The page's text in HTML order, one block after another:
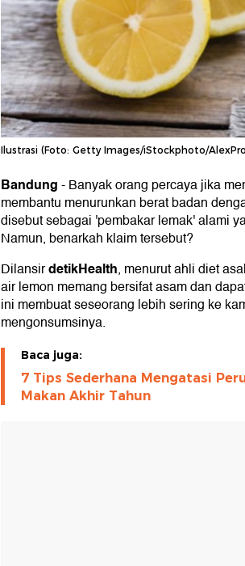
Ilustrasi (Foto: Getty Images/iStockphoto/
Bandung-Banyak orang percaya jika
membantu menurunkan berat badan
disebut sebagai 'pembakar lemak' alami
Namun, benarkah klaim tersebut?
DilansirdetikHealth, menurut ahli diet
air lemon memang bersifat asam dan
ini membuat seseorang lebih sering ke
mengonsumsinya.
Baca juga:
7 Tips Sederhana Mengatasi
Makan Akhir Tahun